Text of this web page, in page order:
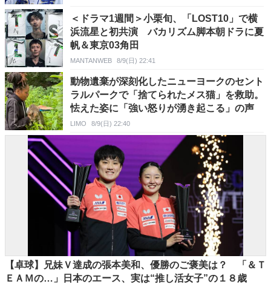
＜ドラマ1週間＞小栗旬、「LOST10」で横
浜流星と初共演 バカリズム脚本朝ドラに夏
帆＆東京03角田
MANTANWEB 8/9(日) 22:41
動物遺棄が深刻化したニューヨークのセント
ラルパークで「捨てられたメス猫」を救助。
怯えた姿に「強い怒りが湧き起こる」の声
LIMO 8/9(日) 22:40
【卓球】兄妹Ｖ達成の張本美和、優勝のご褒美は？ 「＆Ｔ
ＥＡＭの…」日本のエース、実は“推し活女子”の１８歳